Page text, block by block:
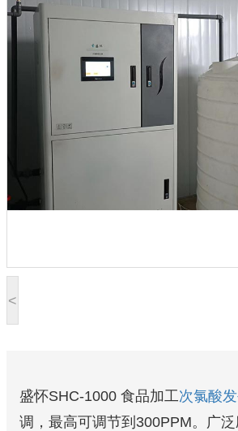
<
盛怀SHC-1000 食品加工次氯酸
调，最高可调节到300PPM。广